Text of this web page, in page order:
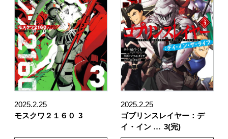
2025.2.25
モスクワ２１６０ 3
2025.2.25
ゴブリンスレイヤー：デ
イ・イン … 3(完)